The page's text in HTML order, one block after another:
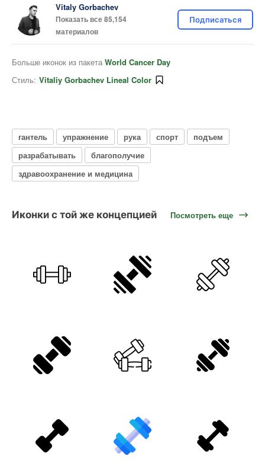
Vitaly Gorbachev
Показать все 85,154
материалов
Подписаться
Больше иконок из пакета World Cancer Day
Стиль: Vitaliy Gorbachev Lineal Color
гантель упражнение рука спорт
подъем
разрабатывать
благополучие
здравоохранение и медицина
Иконки с той же концепцией Посмотреть еще